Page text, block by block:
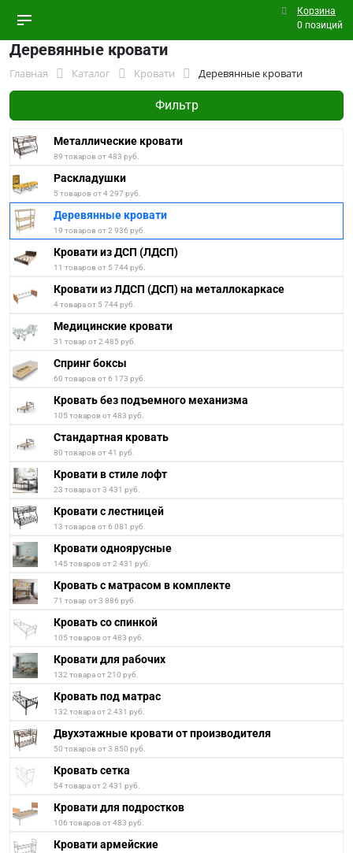
Корзина
0 позиций
Деревянные кровати
Главная Каталог Кровати Деревянные кровати
Фильтр
Металлические кровати
89 товаров от 483 руб.
Раскладушки
5 товаров от 4 297 руб.
Деревянные кровати
19 товаров от 2 936 руб.
Кровати из ДСП (ЛДСП)
11 товаров от 5 744 руб.
Кровати из ЛДСП (ДСП) на металлокаркасе
4 товара от 5 744 руб.
Медицинские кровати
31 товар от 2 485 руб.
Спринг боксы
60 товаров от 6 173 руб.
Кровать без подъемного механизма
105 товаров от 483 руб.
Стандартная кровать
80 товаров от 41 руб.
Кровати в стиле лофт
23 товара от 3 431 руб.
Кровати с лестницей
13 товаров от 6 081 руб.
Кровати одноярусные
145 товаров от 2 431 руб.
Кровать с матрасом в комплекте
71 товар от 3 886 руб.
Кровать со спинкой
105 товаров от 483 руб.
Кровати для рабочих
132 товара от 210 руб.
Кровать под матрас
132 товара от 2 431 руб.
Двухэтажные кровати от производителя
50 товаров от 3 850 руб.
Кровать сетка
54 товара от 2 431 руб.
Кровати для подростков
106 товаров от 483 руб.
Кровати армейские